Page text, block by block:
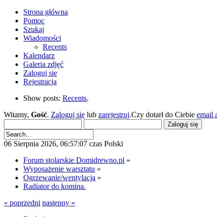
Strona główna
Pomoc
Szukaj
Wiadomości
Recents
Kalendarz
Galeria zdjęć
Zaloguj się
Rejestracja
Show posts: Recents.
Witamy, Gość. Zaloguj się lub zarejestruj.Czy dotarł do Ciebie email
06 Sierpnia 2026, 06:57:07 czas Polski
Forum stolarskie Domidrewno.pl »
Wyposażenie warsztatu »
Ogrzewanie/wentylacja »
Radiator do komina.
« poprzedni następny »